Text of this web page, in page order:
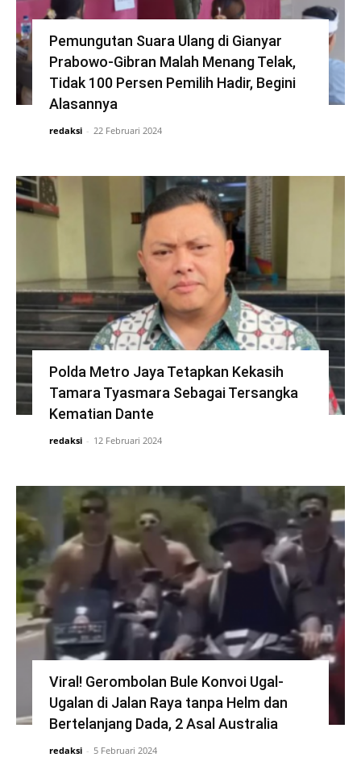
Pemungutan Suara Ulang di Gianyar
Prabowo-Gibran Malah Menang Telak,
Tidak 100 Persen Pemilih Hadir, Begini
Alasannya
redaksi - 22 Februari 2024
Polda Metro Jaya Tetapkan Kekasih
Tamara Tyasmara Sebagai Tersangka
Kematian Dante
redaksi - 12 Februari 2024
Viral! Gerombolan Bule Konvoi Ugal-
Ugalan di Jalan Raya tanpa Helm dan
Bertelanjang Dada, 2 Asal Australia
redaksi - 5 Februari 2024